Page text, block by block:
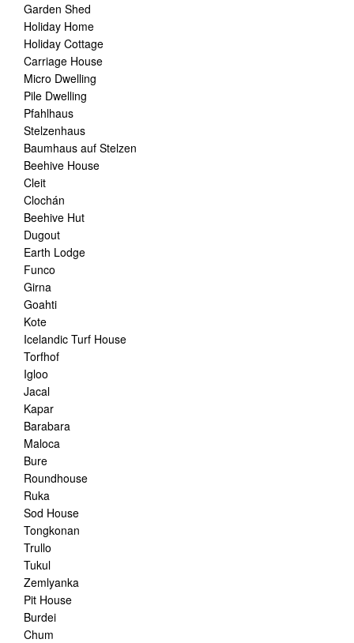
Garden Shed
Holiday Home
Holiday Cottage
Carriage House
Micro Dwelling
Pile Dwelling
Pfahlhaus
Stelzenhaus
Baumhaus auf Stelzen
Beehive House
Cleit
Clochán
Beehive Hut
Dugout
Earth Lodge
Funco
Girna
Goahti
Kote
Icelandic Turf House
Torfhof
Igloo
Jacal
Kapar
Barabara
Maloca
Bure
Roundhouse
Ruka
Sod House
Tongkonan
Trullo
Tukul
Zemlyanka
Pit House
Burdei
Chum